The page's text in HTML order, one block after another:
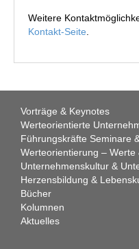
Weitere
Kontakt-Seite
Vorträge & Keynotes
Werteorientierte
Führungskräfte Seminare
Werteorientierung – Werte
Unternehmenskultur &
Herzensbildung &
Bücher
Kolumnen
Aktuelles